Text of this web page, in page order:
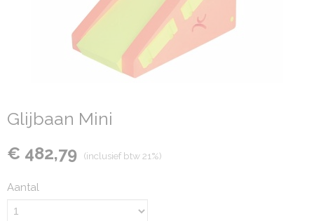
Glijbaan Mini
€ 482,79 (inclusief btw 21%)
Aantal